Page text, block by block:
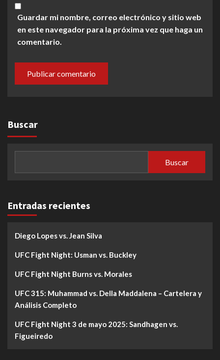
Guardar mi nombre, correo electrónico y sitio web
en este navegador para la próxima vez que haga un
comentario.
Buscar
Buscar
Entradas recientes
Diego Lopes vs. Jean Silva
UFC Fight Night: Usman vs. Buckley
UFC Fight Night Burns vs. Morales
UFC 315: Muhammad vs. Della Maddalena – Cartelera y
Análisis Completo
UFC Fight Night 3 de mayo 2025: Sandhagen vs.
Figueiredo